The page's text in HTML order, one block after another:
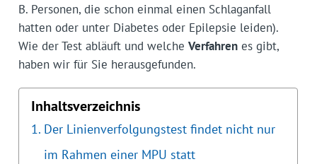
B. Personen, die schon einmal einen Schlaganfall
hatten oder unter Diabetes oder Epilepsie leiden).
Wie der Test abläuft und welche Verfahrenes gibt,
haben wir für Sie herausgefunden.
Inhaltsverzeichnis
Der Linienverfolgungstest findet nicht nur
im Rahmen einer MPU statt